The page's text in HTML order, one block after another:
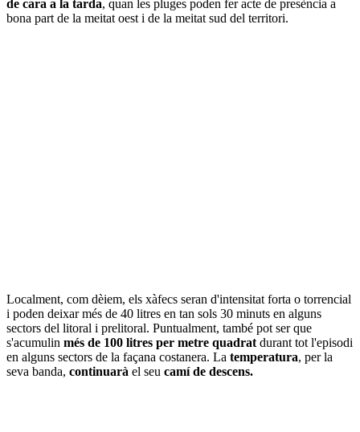
de cara a la tarda, quan les pluges poden fer acte de presència a
bona part de la meitat oest i de la meitat sud del territori.
Localment, com dèiem, els xàfecs seran d'intensitat forta o torrencial
i poden deixar més de 40 litres en tan sols 30 minuts en alguns
sectors del litoral i prelitoral. Puntualment, també pot ser que
s'acumulin més de 100 litres per metre quadrat durant tot l'episodi
en alguns sectors de la façana costanera. La temperatura, per la
seva banda, continuarà el seu camí de descens.